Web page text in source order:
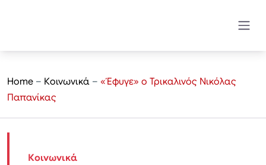
Home – Κοινωνικά – «Έφυγε» o Τρικαλινός Νικόλας
Παπανίκας
Κοινωνικά